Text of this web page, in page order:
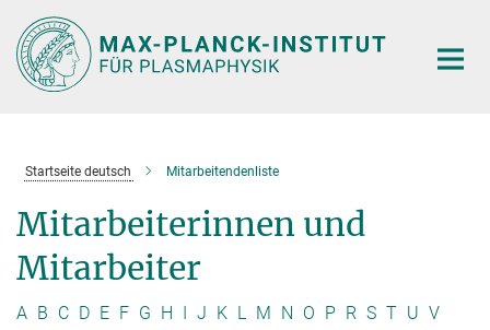
Hauptinhalt
Startseite deutsch Mitarbeitendenliste
Mitarbeiterinnen und
Mitarbeiter
A B C D E F G H I J K L M N O P R S T U V